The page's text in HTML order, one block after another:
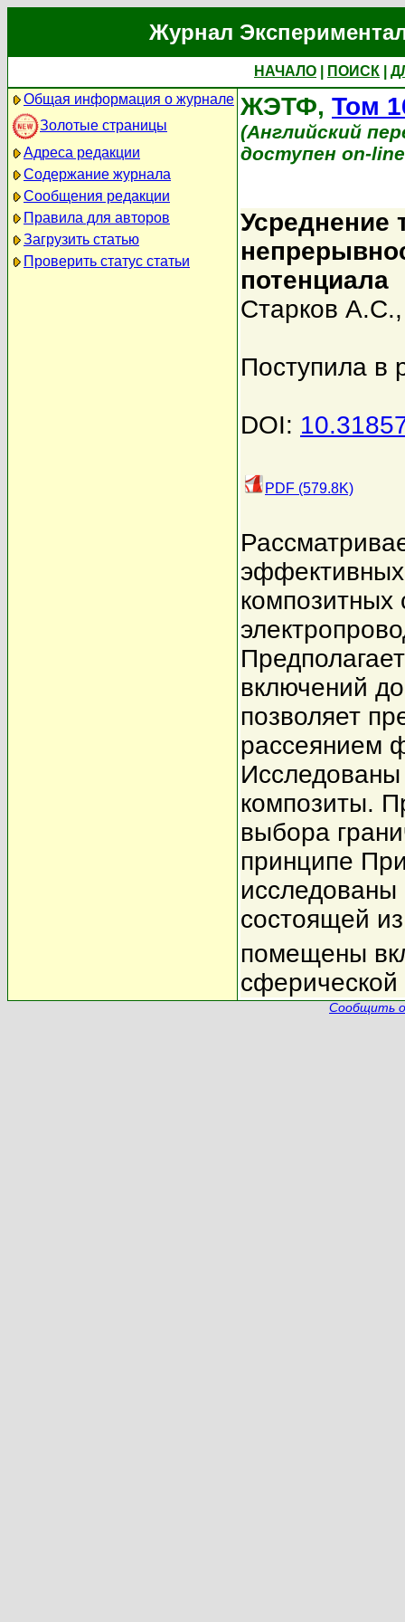
Журнал
НАЧАЛО ПОИСК
Общая информация о журнале
Золотые страницы
Адреса редакции
Содержание журнала
Сообщения редакции
Правила для авторов
Загрузить статью
Проверить статус статьи
ЖЭТФ, Том
(Английский
доступен on-
Усреднение
потенциала
Старков А.С.
Поступила в
DOI:
PDF (579.8K)
эффективных
композитных
включений
позволяет
рассеянием
композиты.
выбора
принципе
исследованы
состоящей
помещены
Сообщить о